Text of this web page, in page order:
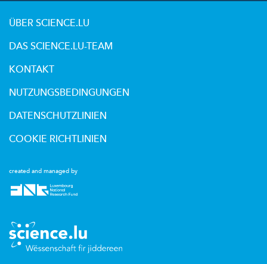
created and managed by
ÜBER SCIENCE.LU
DAS SCIENCE.LU-TEAM
KONTAKT
NUTZUNGSBEDINGUNGEN
DATENSCHUTZLINIEN
COOKIE RICHTLINIEN